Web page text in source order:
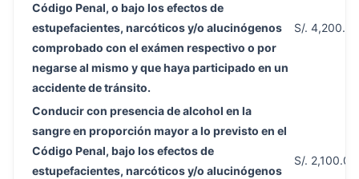
Código Penal, o bajo los efectos de
estupefacientes, narcóticos y/o alucinógenos
comprobado con el exámen respectivo o por
negarse al mismo y que haya participado en un
accidente de tránsito.
S/. 4,200.00
Conducir con presencia de alcohol en la
sangre en proporción mayor a lo previsto en el
Código Penal, bajo los efectos de
estupefacientes, narcóticos y/o alucinógenos
S/. 2,100.00